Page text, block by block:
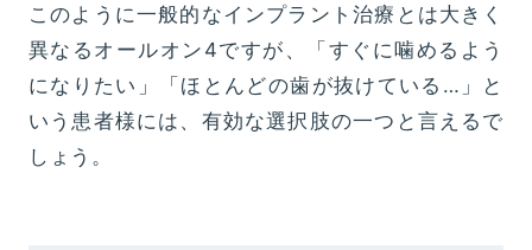
このように一般的なインプラント治療とは大きく
異なるオールオン4ですが、「すぐに噛めるよう
になりたい」「ほとんどの歯が抜けている…」と
いう患者様には、有効な選択肢の一つと言えるで
しょう。